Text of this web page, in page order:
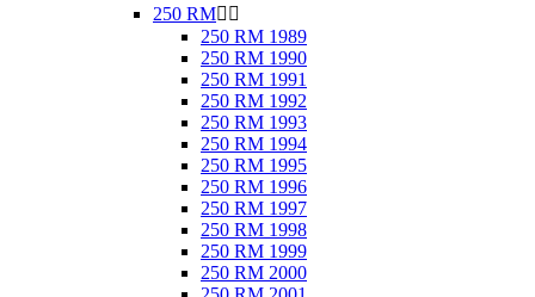
250 RM 
250 RM 1989
250 RM 1990
250 RM 1991
250 RM 1992
250 RM 1993
250 RM 1994
250 RM 1995
250 RM 1996
250 RM 1997
250 RM 1998
250 RM 1999
250 RM 2000